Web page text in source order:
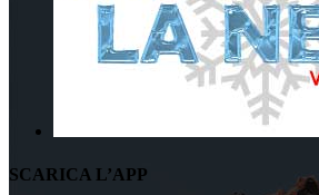
SCARICA L’APP